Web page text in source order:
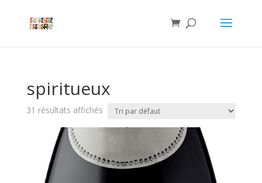
spiritueux
31 résultats affichés